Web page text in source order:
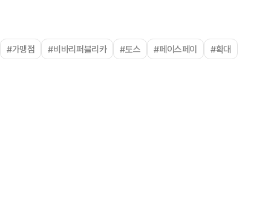
#가맹점 #비바리퍼블리카 #토스 #페이스페이 #확대